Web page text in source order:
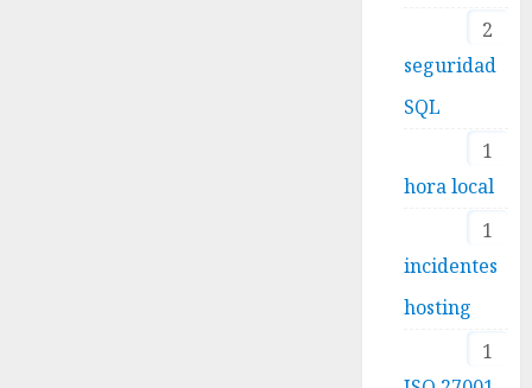
2
seguridad
SQL
1
hora local
1
incidentes
hosting
1